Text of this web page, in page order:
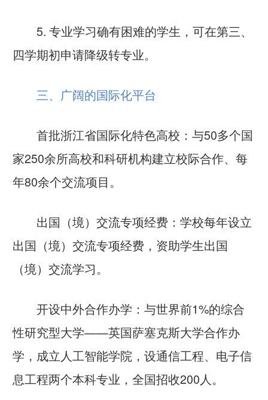
5. 专业学习确有困难的学生，可在第三、
四学期初申请降级转专业。
三、广阔的国际化平台
首批浙江省国际化特色高校： 与50多个国
家250余所高校和科研机构建立校际合作、每
年80余个交流项目。
出国（境）交流专项经费： 学校每年设立
出国（境）交流专项经费，资助学生出国
（境）交流学习。
开设中外合作办学： 与世界前1%的综合
性研究型大学——英国萨塞克斯大学合作办
学，成立人工智能学院，设通信工程、电子信
息工程两个本科专业，全国招收200人。